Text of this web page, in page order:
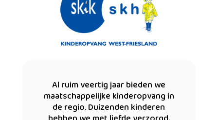
Al ruim veertig jaar bieden we
maatschappelijke kinderopvang in
de regio. Duizenden kinderen